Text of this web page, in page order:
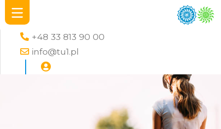
+48 33 813 90 00
info@tu1.pl